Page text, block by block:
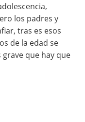
los padres y
tras es esos
de la edad se
que hay que